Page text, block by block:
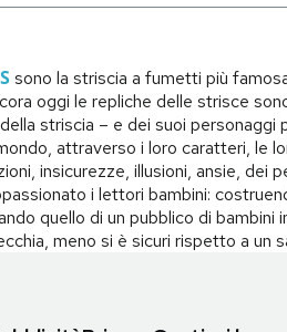
sono la striscia a fumetti più
oggi le repliche delle strisce
della striscia – e dei suoi
attraverso i loro caratteri, le
insicurezze, illusioni, ansie, dei
i lettori bambini:
quello di un pubblico di
meno si è sicuri rispetto a un